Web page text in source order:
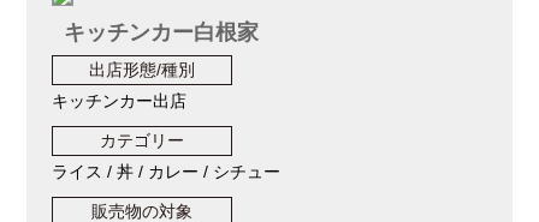
キッチンカー白根家
出店形態/種別
キッチンカー出店
カテゴリー
ライス / 丼 / カレー / シチュー
販売物の対象